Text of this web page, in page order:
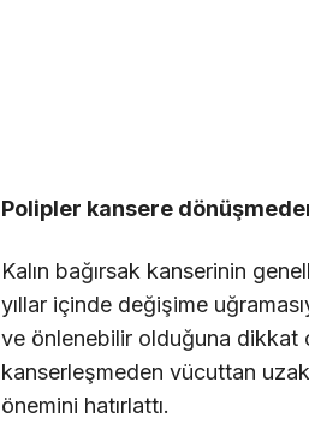
Polipler kansere
Kalın bağırsak kanserinin
yıllar içinde değişime
ve önlenebilir olduğuna dikkat
kanserleşmeden vücuttan
önemini hatırlattı.